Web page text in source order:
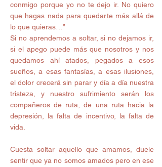
conmigo porque yo no te dejo ir. No quiero
que hagas nada para quedarte más allá de
lo que quieras…”
Si no aprendemos a soltar, si no dejamos ir,
si el apego puede más que nosotros y nos
quedamos ahí atados, pegados a esos
sueños, a esas fantasías, a esas ilusiones,
el dolor crecerá sin parar y día a día nuestra
tristeza, y nuestro sufrimiento serán los
compañeros de ruta, de una ruta hacia la
depresión, la falta de incentivo, la falta de
vida.
Cuesta soltar aquello que amamos, duele
sentir que ya no somos amados pero en ese